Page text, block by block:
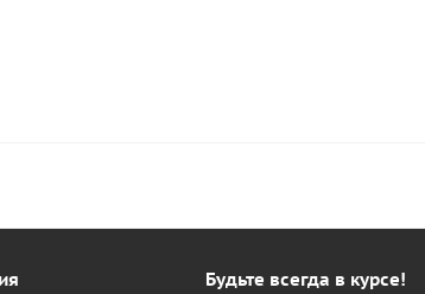
Будьте всегда в курсе!